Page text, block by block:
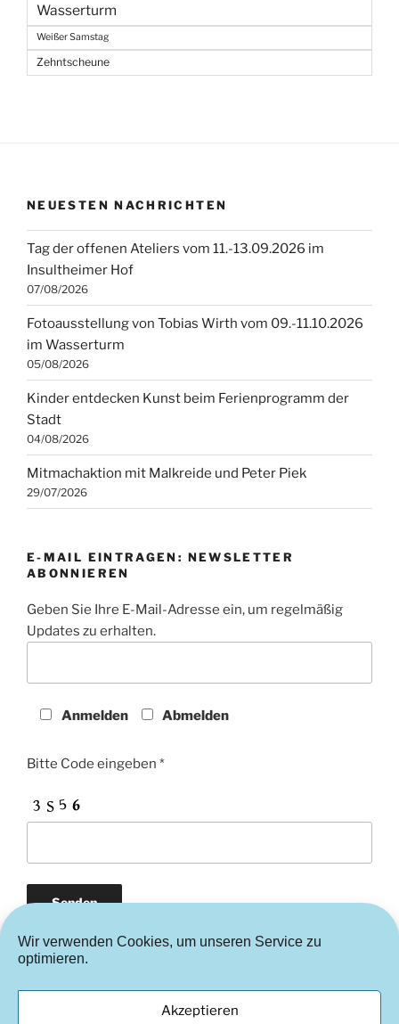
Wir verwenden Cookies, um unseren Service zu
optimieren.
Akzeptieren
Wasserturm
Weißer Samstag
Zehntscheune
NEUESTEN NACHRICHTEN
Tag der offenen Ateliers vom 11.-13.09.2026 im
Insultheimer Hof
07/08/2026
Fotoausstellung von Tobias Wirth vom 09.-11.10.2026
im Wasserturm
05/08/2026
Kinder entdecken Kunst beim Ferienprogramm der
Stadt
04/08/2026
Mitmachaktion mit Malkreide und Peter Piek
29/07/2026
E-MAIL EINTRAGEN: NEWSLETTER
ABONNIEREN
Geben Sie Ihre E-Mail-Adresse ein, um regelmäßig
Updates zu erhalten.
Anmelden Abmelden
Bitte Code eingeben *
Cookie-